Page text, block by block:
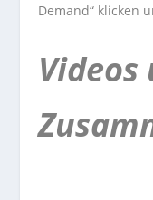
Demand“ klicken
Videos